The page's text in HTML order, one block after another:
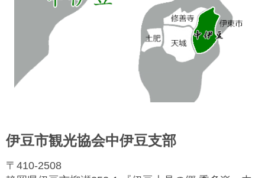
伊豆市観光協会中伊豆支部
〒410-2508